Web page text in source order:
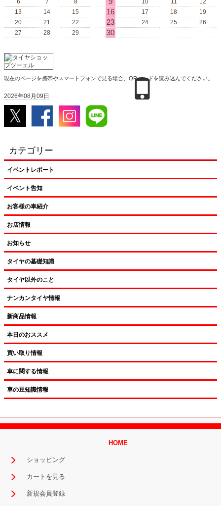
6 7 8 10 11
12
13
14 15 16 17 18
19
20
21 22 23 24 25
26
27
28 29 30
現在のページを携帯やスマートフォンで見る場合、QRコードを読み込んでください。
2026年08月09日
カテゴリー
イベントレポート
イベント告知
お客様の車紹介
お店情報
お知らせ
タイヤの基礎知識
タイヤ以外のこと
ナンカンタイヤ情報
新商品情報
本日のおススメ
買い取り情報
車に関する情報
車の豆知識情報
HOME
ショッピング
カートを見る
新規会員登録